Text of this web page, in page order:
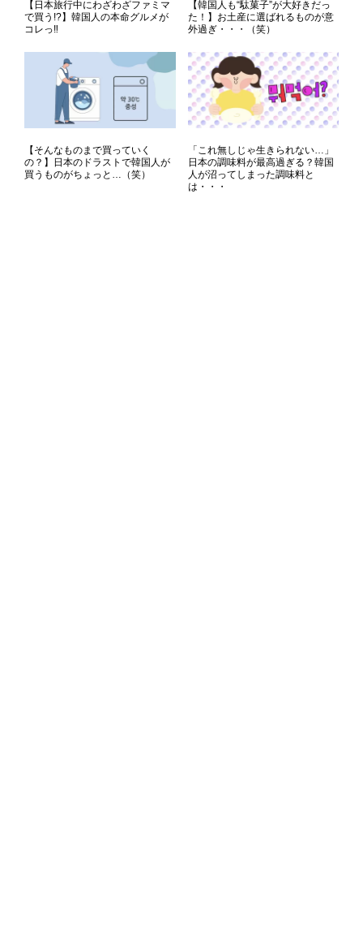
【日本旅行中にわざわざファミマ
で買う!?】韓国人の本命グルメが
コレっ‼
【韓国人も“駄菓子”が大好きだっ
た！】お土産に選ばれるものが意
外過ぎ・・・（笑）
【そんなものまで買っていく
の？】日本のドラストで韓国人が
買うものがちょっと…（笑）
「これ無しじゃ生きられない…」
日本の調味料が最高過ぎる？韓国
人が沼ってしまった調味料と
は・・・